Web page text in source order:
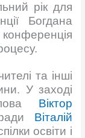
рік для
Богдана
та інші
У заході
Віктор
Віталій
освіти і